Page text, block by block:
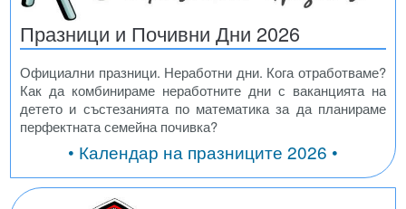
Празници и Почивни Дни 2026
Официални празници. Неработни дни. Кога отработваме?
Как да комбинираме неработните дни с ваканцията на
детето и състезанията по математика за да планираме
перфектната семейна почивка?
• Календар на празниците 2026 •